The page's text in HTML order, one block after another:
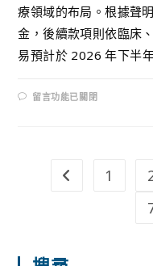
療領域的布局。根據聲
金，後續款項則依臨床
易預計於 2026 年下半
留言功能已關閉
1